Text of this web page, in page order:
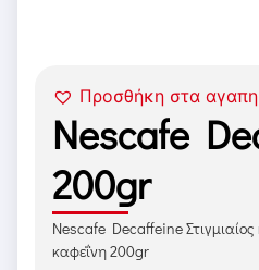
Προσθήκη στα
Nescafe
200gr
Nescafe Decaffeine
καφεΐνη 200gr